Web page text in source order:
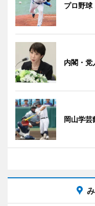
プロ野
内閣・党
岡山学